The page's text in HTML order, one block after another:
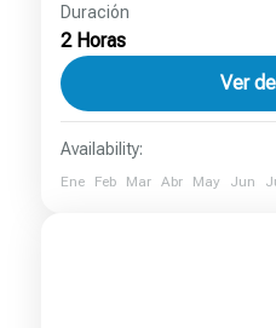
Excelente guía oficial en vivo
Disfruta de una visita
recinto arqueológico
Grecia, declarado por
la humanidad. Evita...
Atenas
Duración
2 Horas
Ver
Availability:
Ene Feb Mar Abr May Jun